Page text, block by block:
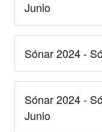
Junio
Sónar 2024 -
Sónar 2024 -
Junio